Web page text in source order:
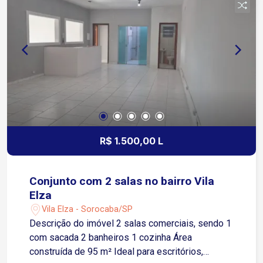
dia muito mais prático. Também está próximo da
Rua Paes de Linhares. Condomínio oferece:
Portaria 24 horas com controle de acesso
Monitoramento por câmeras de segurança
Portões eletrônicos automatizados Elevadores
em todos os blocos Vagas de garagem para
carros e motos Piscina adulto e infantil Espaço
gourmet com churrasqueira Salão de festas
Academia equipada Playground para crianças
R$ 1.500,00 L
Conjunto com 2 salas no bairro Vila
Elza
Vila Elza - Sorocaba/SP
Descrição do imóvel 2 salas comerciais, sendo 1
com sacada 2 banheiros 1 cozinha Área
construída de 95 m² Ideal para escritórios,